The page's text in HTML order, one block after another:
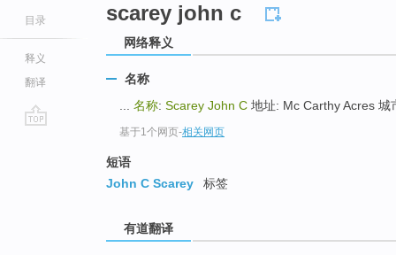
目录
释义
翻译
scarey john c
网络释义
名称
名称: Scarey John C 地址: Mc Carthy Acres
基于1个网页-相关网页
短语
John C Scarey
标签
有道翻译